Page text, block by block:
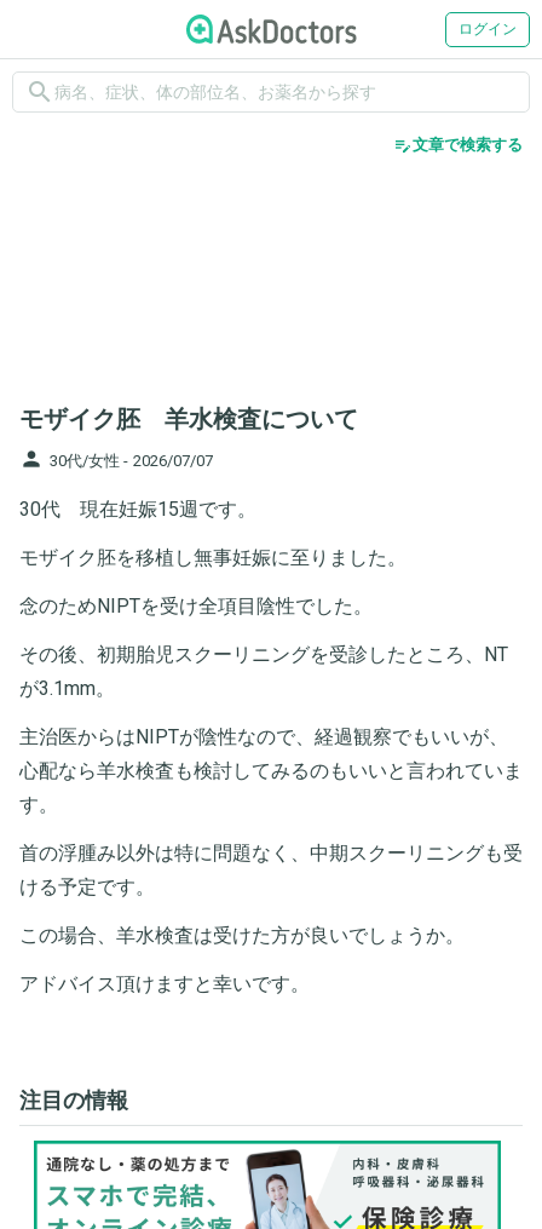
ログイン
search
edit_note文章で検索する
モザイク胚 羊水検査について
person 30代/女性 - 2026/07/07
30代 現在妊娠15週です。
モザイク胚を移植し無事妊娠に至りました。
念のためNIPTを受け全項目陰性でした。
その後、初期胎児スクーリニングを受診したところ、NT
が3.1mm。
主治医からはNIPTが陰性なので、経過観察でもいいが、
心配なら羊水検査も検討してみるのもいいと言われていま
す。
首の浮腫み以外は特に問題なく、中期スクーリニングも受
ける予定です。
この場合、羊水検査は受けた方が良いでしょうか。
アドバイス頂けますと幸いです。
注目の情報